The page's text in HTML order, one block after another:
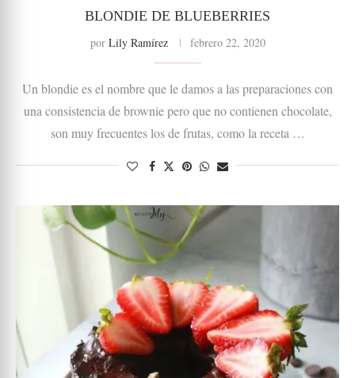
BLONDIE DE BLUEBERRIES
por Lily Ramírez febrero 22, 2020
Un blondie es el nombre que le damos a las preparaciones con
una consistencia de brownie pero que no contienen chocolate,
son muy frecuentes los de frutas, como la receta …